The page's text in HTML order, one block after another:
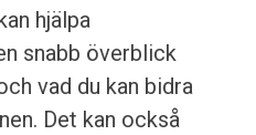
hjälpa
snabb överblick
vad du kan bidra
Det kan också